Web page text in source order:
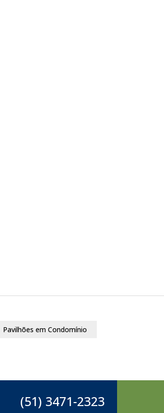
Pavilhões em Condomínio
(51) 3471-2323